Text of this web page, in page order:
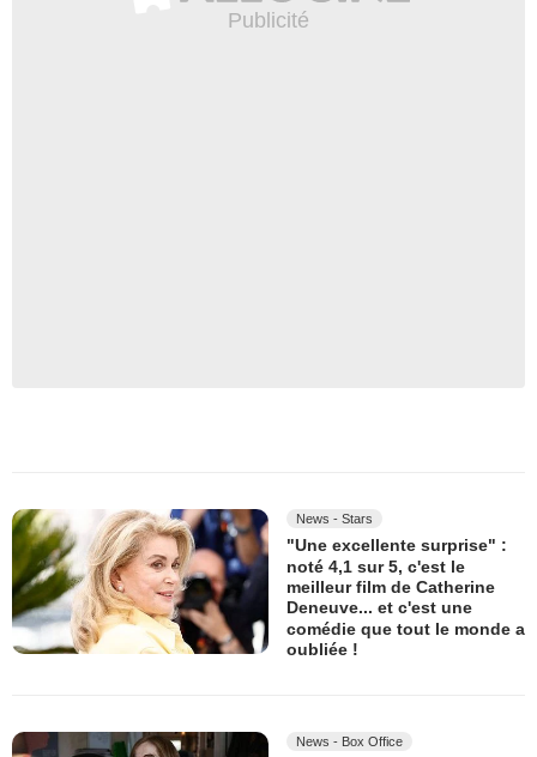
News - Stars
"Une excellente surprise" :
noté 4,1 sur 5, c'est le
meilleur film de Catherine
Deneuve... et c'est une
comédie que tout le monde a
oubliée !
News - Box Office